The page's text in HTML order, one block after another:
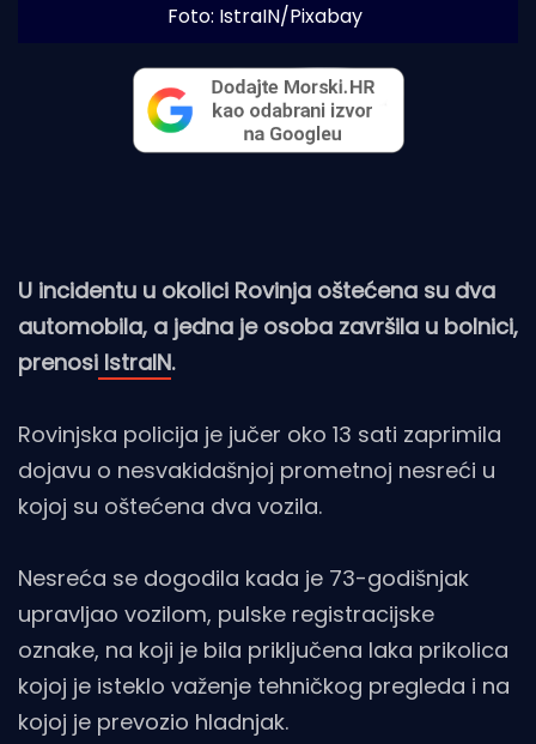
Foto: IstraIN/Pixabay
U incidentu u okolici Rovinja oštećena su dva
automobila, a jedna je osoba završila u bolnici,
prenosi IstraIN.
Rovinjska policija je jučer oko 13 sati zaprimila
dojavu o nesvakidašnjoj prometnoj nesreći u
kojoj su oštećena dva vozila.
Nesreća se dogodila kada je 73-godišnjak
upravljao vozilom, pulske registracijske
oznake, na koji je bila priključena laka prikolica
kojoj je isteklo važenje tehničkog pregleda i na
kojoj je prevozio hladnjak.